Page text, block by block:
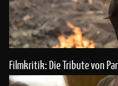
Filmkritik: Die Tribute von